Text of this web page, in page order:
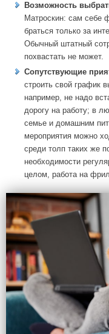
Возможность
Матроскин: сам себе
браться только за
Обычный штатный
похвастать не может.
Сопутствующие
строить свой график
например, не надо
дорогу на работу; в
семье и домашним
мероприятия можно
среди толп таких же
необходимости
целом, работа на